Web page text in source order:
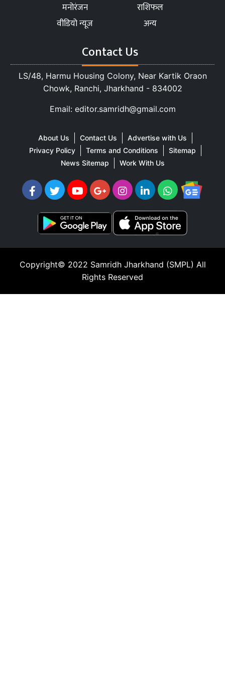
मनोरंजन
राशिफल
वीडियो न्यूज
अन्य
Contact Us
LS/48, Harmu Housing Colony, Near Kartik Oraon
Chowk, Ranchi, Jharkhand - 834002
Email: editor.samridh@gmail.com
About Us Contact Us
Advertise with Us
Privacy Policy
Terms and Conditions
Sitemap
News Sitemap
Work With Us
Copyright© 2022 Samridh Jharkhand (SMPL) All
Rights Reserved